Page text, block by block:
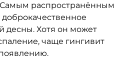
распространённым
десны. Хотя он может
чаще гингивит